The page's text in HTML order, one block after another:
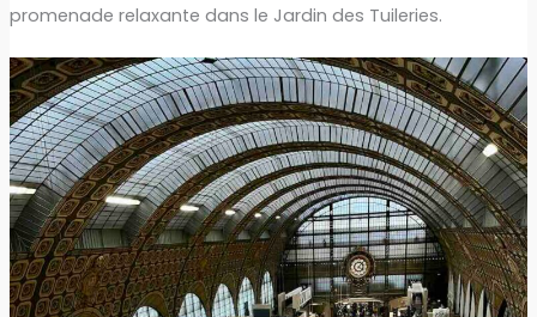
promenade relaxante dans le Jardin des Tuileries.